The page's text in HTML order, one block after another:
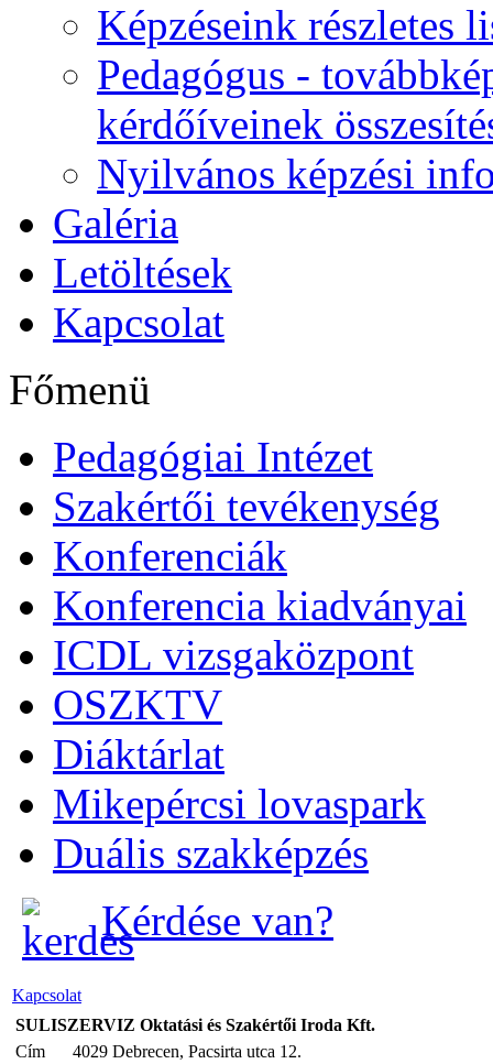
Képzéseink részletes
Pedagógus -
kérdőíveinek
Nyilvános képzési
Galéria
Letöltések
Kapcsolat
Főmenü
Pedagógiai Intézet
Szakértői tevékenység
Konferenciák
Konferencia kiadványai
ICDL vizsgaközpont
OSZKTV
Diáktárlat
Mikepércsi lovaspark
Duális szakképzés
Kérdése van?
Kapcsolat
SULISZERVIZ Oktatási és Szakértői Iroda Kft.
Cím
4029 Debrecen, Pacsirta utca 12.